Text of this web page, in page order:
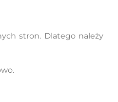
stron. Dlatego należy